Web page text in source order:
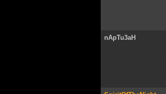
nApTu3aH